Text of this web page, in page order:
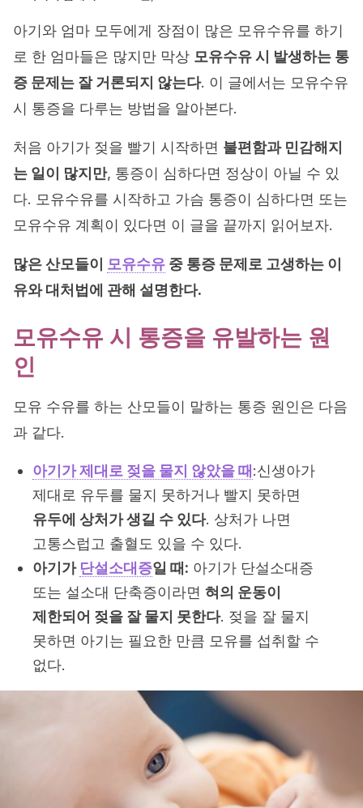
아기와 엄마 모두에게 장점이 많은 모유수유를 하기
로 한 엄마들은 많지만 막상 모유수유 시 발생하는 통
증 문제는 잘 거론되지 않는다. 이 글에서는 모유수유
시 통증을 다루는 방법을 알아본다.
처음 아기가 젖을 빨기 시작하면 불편함과 민감해지
는 일이 많지만, 통증이 심하다면 정상이 아닐 수 있
다. 모유수유를 시작하고 가슴 통증이 심하다면 또는
모유수유 계획이 있다면 이 글을 끝까지 읽어보자.
많은 산모들이 모유수유 중 통증 문제로 고생하는 이
유와 대처법에 관해 설명한다.
모유수유 시 통증을 유발하는 원
인
모유 수유를 하는 산모들이 말하는 통증 원인은 다음
과 같다.
아기가 제대로 젖을 물지 않았을 때 :신생아가
제대로 유두를 물지 못하거나 빨지 못하면
유두에 상처가 생길 수 있다. 상처가 나면
고통스럽고 출혈도 있을 수 있다.
아기가 단설소대증일 때: 아기가 단설소대증
또는 설소대 단축증이라면 혀의 운동이
제한되어 젖을 잘 물지 못한다. 젖을 잘 물지
못하면 아기는 필요한 만큼 모유를 섭취할 수
없다.